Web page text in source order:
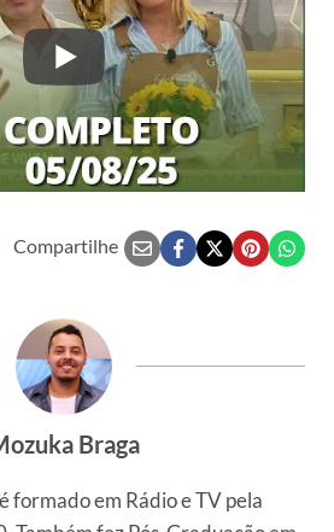
Compartilhe
Braga
formado em Rádio e TV pela